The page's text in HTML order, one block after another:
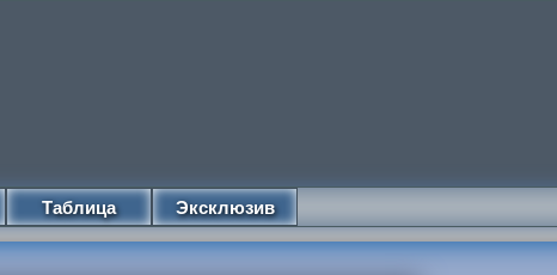
Таблица Эксклюзив